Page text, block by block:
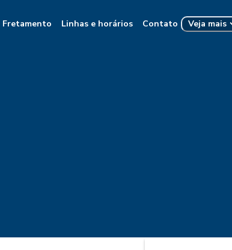
Fretamento Linhas e horários Contato Veja mais